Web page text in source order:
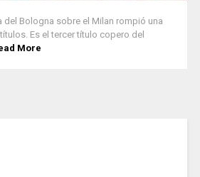
del Bologna sobre el Milan rompió una
Es el tercer título copero del
More